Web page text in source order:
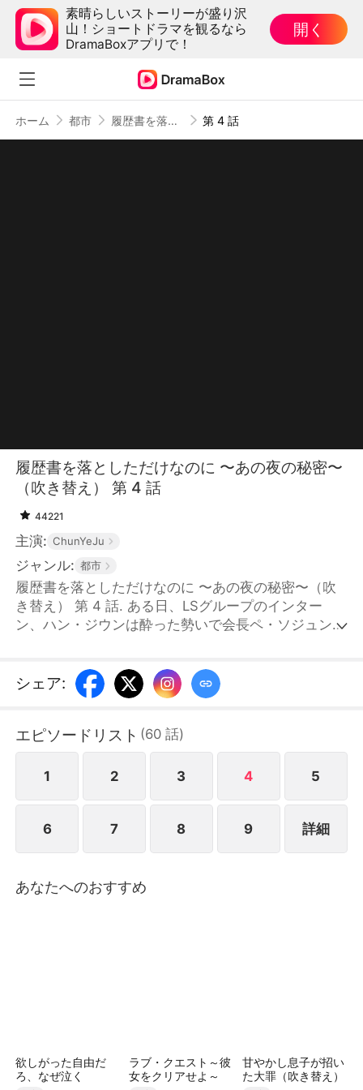
素晴らしいストーリーが盛り沢
山！ショートドラマを観るなら
DramaBoxアプリで！
開く
ホーム 都市 履歴書を落としただけなのに 〜あの夜の秘密〜（吹き替え） 第 4 話
履歴書を落としただけなのに 〜あの夜の秘密〜
（吹き替え） 第 4 話
44221
主演: ChunYeJu
ジャンル: 都市
履歴書を落としただけなのに 〜あの夜の秘密〜（吹
き替え） 第 4 話. ある日、LSグループのインター
ン、ハン・ジウンは酔った勢いで会長ペ・ソジュンと
れをきっかけに、ユンジュはジウンになりすまし、ソ
ジュンの女になることを決意する。一方、洗練された
書に昇進し、あの夜の秘密を隠したままソジュンのそ
ばで働くことになる。ソジュンはジウンを見るたびに
あの夜の記憶が蘇り、彼女の正体を疑い始める。ユン
ジウンを陥れる陰謀を企てる。ジウンは危機を冷静に
切り抜け、すべての不運がユンジュの仕業だと気づ
く。ついにユンジュの嘘が暴かれ、ジウンとソジュン
シェア:
エピソードリスト (60 話)
1 2 3 4 5
6 7 8 9 詳細
あなたへのおすすめ
欲しがった自由だ
ろ、なぜ泣く
ラブ・クエスト～彼
女をクリアせよ～
甘やかし息子が招い
た大罪（吹き替え）